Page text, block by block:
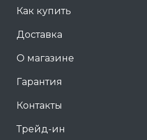
Как купить
Доставка
О магазине
Гарантия
Контакты
Трейд-ин